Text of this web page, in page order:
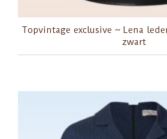
Topvintage exclusive ~ Lena
zwart